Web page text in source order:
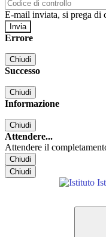
E-mail inviata, si prega di
Errore
Chiudi
Successo
Chiudi
Informazione
Chiudi
Attendere...
Attendere il
Chiudi
Chiudi